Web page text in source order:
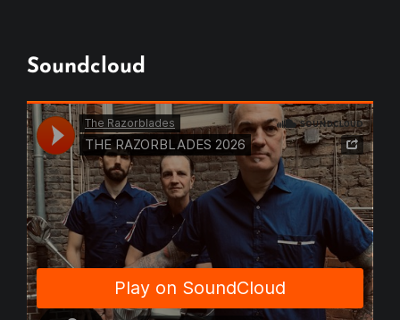
Soundcloud